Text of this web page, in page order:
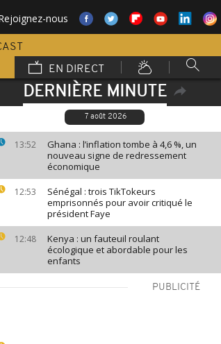
nous
EN DIRECT
DERNIÈRE MINUTE
7 août 2026
13:52
Ghana : l’inflation tombe à 4,6 %, un
nouveau signe de redressement
économique
12:53
Sénégal : trois TikTokeurs
emprisonnés pour avoir critiqué le
président Faye
12:48
Kenya : un fauteuil roulant
écologique et abordable pour les
enfants
PUBLICITÉ